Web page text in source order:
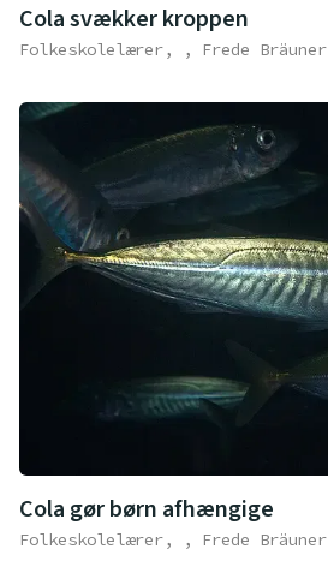
Cola svækker kroppen
Folkeskolelærer, , Frede Bräuner
Cola gør børn afhængige
Folkeskolelærer, , Frede Bräuner